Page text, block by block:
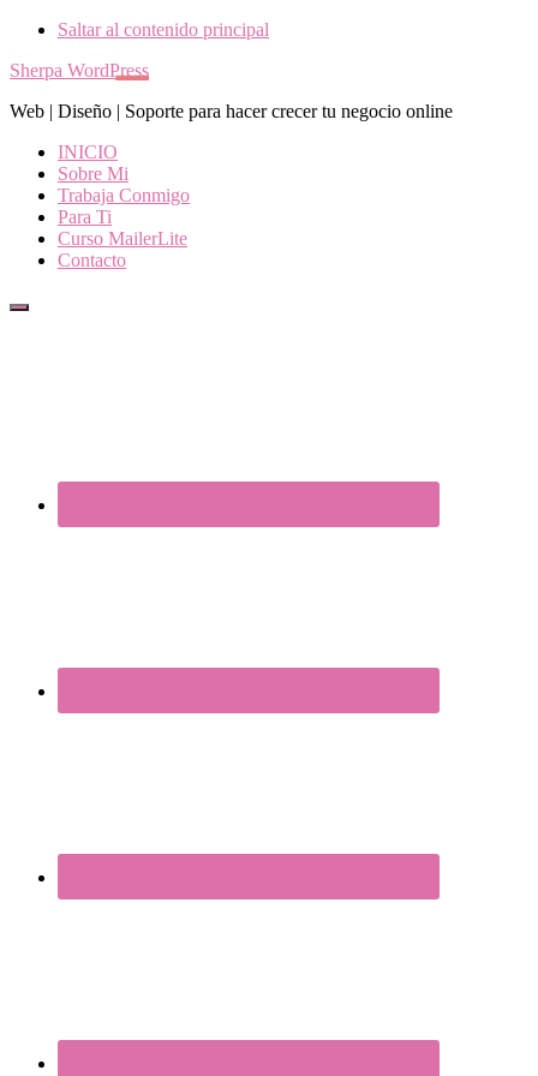
Saltar al contenido principal
Sherpa WordPress
Web | Diseño | Soporte para hacer crecer tu negocio online
INICIO
Sobre Mi
Trabaja Conmigo
Para Ti
Curso MailerLite
Contacto
Show